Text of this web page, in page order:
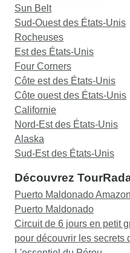
Sun Belt
Sud-Ouest des États-Unis
Rocheuses
Est des États-Unis
Four Corners
Côte est des États-Unis
Côte ouest des États-Unis
Californie
Nord-Est des États-Unis
Alaska
Sud-Est des États-Unis
Découvrez
Puerto Maldonado
Puerto Maldonado
Circuit de 6 jours en petit
pour découvrir les secrets